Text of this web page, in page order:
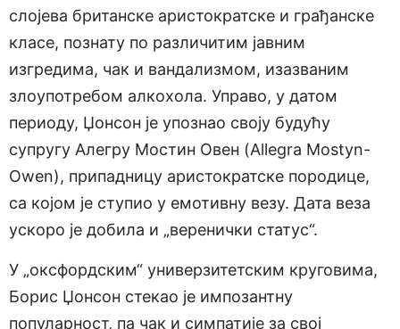
слојева британске аристократске и грађанске
класе, познату по различитим јавним
изгредима, чак и вандализмом, изазваним
злоупотребом алкохола. Управо, у датом
периоду, Џонсон је упознао своју будућу
супругу Алегру Мостин Овен (Allegra Mostyn-
Owen), припадницу аристократске породице,
са којом је ступио у емотивну везу. Дата веза
ускоро је добила и „веренички статус“.
У „оксфордским“ универзитетским круговима,
Борис Џонсон стекао је импозантну
популарност, па чак и симпатије за свој